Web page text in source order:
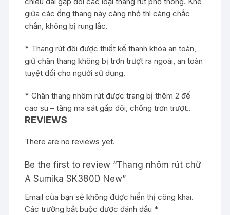
giữa các ống thang này càng nhỏ thì càng chắc
chắn, không bị rung lắc.
* Thang rút đôi được thiết kế thanh khóa an toàn,
giữ chân thang không bị trơn trượt ra ngoài, an toàn
tuyệt đối cho người sử dụng.
* Chân thang nhôm rút được trang bị thêm 2 đế
cao su – tăng ma sát gấp đôi, chống trơn trượt..
REVIEWS
There are no reviews yet.
Be the first to review “Thang nhôm rút chữ
A Sumika SK380D New”
Email của bạn sẽ không được hiển thị công khai.
Các trường bắt buộc được đánh dấu *